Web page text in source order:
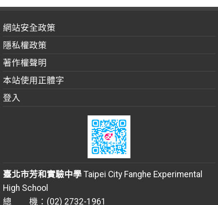
網站安全政策
隱私權政策
著作權聲明
本站使用正體字
登入
臺北市芳和實驗中學Taipei City Fanghe Experimental
High School
總 機：(02) 2732-1961